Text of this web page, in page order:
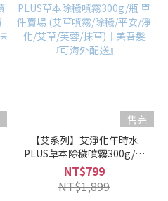
售完
【艾系列】艾淨化午時水
PLUS草本除穢噴霧300g/瓶
單件賣場 (艾草噴霧/除穢/平
安/淨化/艾草/芙蓉/抹草)｜美
吾髮『可海外配送』
NT$799
NT$1,899